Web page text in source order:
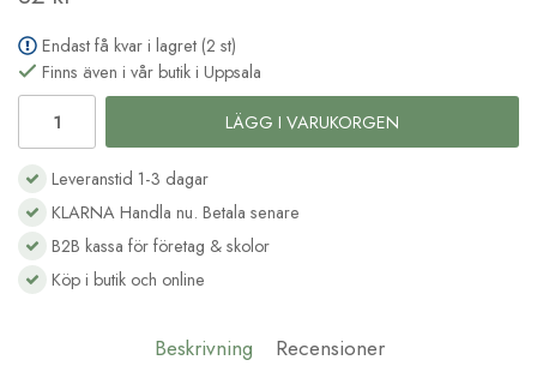
Endast få kvar i lagret (2 st)
Finns även i vår butik i Uppsala
LÄGG I VARUKORGEN
Leveranstid 1-3 dagar
KLARNA Handla nu. Betala senare
B2B kassa för företag & skolor
Köp i butik och online
Beskrivning Recensioner